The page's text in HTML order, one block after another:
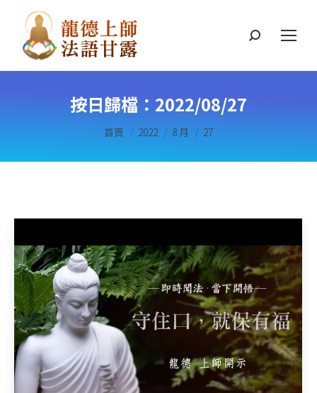
搜
按日歸檔： 2022/08/27
您在這裡：
首頁 2022 8 月 27